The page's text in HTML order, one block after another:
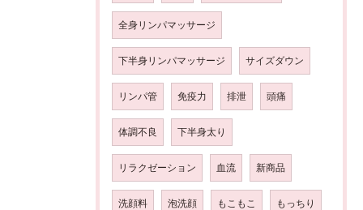
全身リンパマッサージ
下半身リンパマッサージ サイズダウン
リンパ管 免疫力 排泄 頭痛
体調不良 下半身太り
リラクゼーション 血流 新商品
洗顔料 泡洗顔 もこもこ もっちり